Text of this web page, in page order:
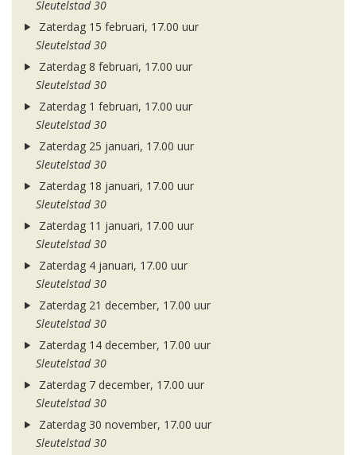
Sleutelstad 30
Zaterdag 15 februari, 17.00 uur
Sleutelstad 30
Zaterdag 8 februari, 17.00 uur
Sleutelstad 30
Zaterdag 1 februari, 17.00 uur
Sleutelstad 30
Zaterdag 25 januari, 17.00 uur
Sleutelstad 30
Zaterdag 18 januari, 17.00 uur
Sleutelstad 30
Zaterdag 11 januari, 17.00 uur
Sleutelstad 30
Zaterdag 4 januari, 17.00 uur
Sleutelstad 30
Zaterdag 21 december, 17.00 uur
Sleutelstad 30
Zaterdag 14 december, 17.00 uur
Sleutelstad 30
Zaterdag 7 december, 17.00 uur
Sleutelstad 30
Zaterdag 30 november, 17.00 uur
Sleutelstad 30